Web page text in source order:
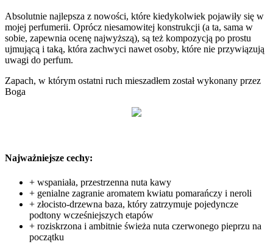
Absolutnie najlepsza z nowości, które kiedykolwiek pojawiły się w
mojej perfumerii. Oprócz niesamowitej konstrukcji (a ta, sama w
sobie, zapewnia ocenę najwyższą), są też kompozycją po prostu
ujmującą i taką, która zachwyci nawet osoby, które nie przywiązują
uwagi do perfum.
Zapach, w którym ostatni ruch mieszadłem został wykonany przez
Boga
Najważniejsze cechy:
+ wspaniała, przestrzenna nuta kawy
+ genialne zagranie aromatem kwiatu pomarańczy i neroli
+ złocisto-drzewna baza, który zatrzymuje pojedyncze
podtony wcześniejszych etapów
+ roziskrzona i ambitnie świeża nuta czerwonego pieprzu na
początku